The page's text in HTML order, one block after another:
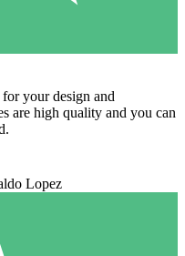
your design and
are high quality and you can
Lopez